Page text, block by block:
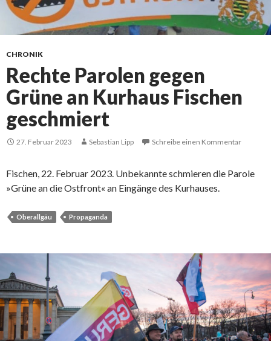
CHRONIK
Rechte Parolen gegen
Grüne an Kurhaus Fischen
geschmiert
27. Februar 2023 Sebastian Lipp Schreibe einen Kommentar
Fischen, 22. Februar 2023. Unbekannte schmieren die Parole
»Grüne an die Ostfront« an Eingänge des Kurhauses.
Oberallgäu Propaganda